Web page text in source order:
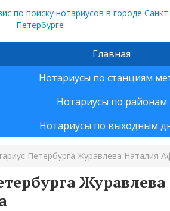
Главная
Нотариусы по станциям
Нотариусы по районам
Нотариусы по выходным
Петербурга Журавлева Наталия